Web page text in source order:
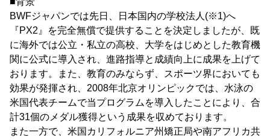
BWFジャパンでは先日、日本国内の学校法人(※1)へ
『PX2』を完全無償で提供することを決定しましたが、既
に海外では公立・私立の高校、大学をはじめとした教育機
関に公式に導入され、進路指導と成績向上に成果を上げて
おります。また、教育のみならず、スポーツ界においても
効果が発揮され、2008年北京オリンピックでは、水泳の
米国代表チームで当プログラムを導入したことにより、合
計31個のメダル獲得という成果を収めております。
また一方で、米国カリフォルニア州矯正局や南アフリカ共